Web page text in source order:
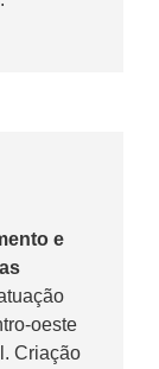
e
oeste
Criação